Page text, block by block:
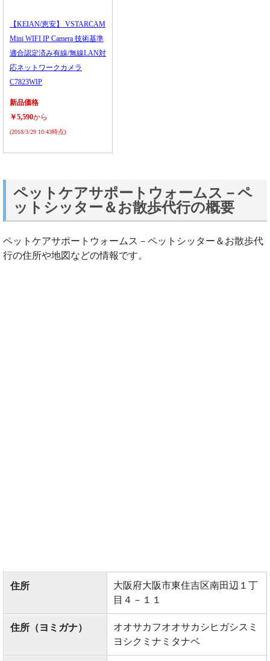
【KEIAN/恵安】 VSTARCAM
Mini WIFI IP Camera 技術基準
適合認定済み有線/無線LAN対
応ネットワークカメラ
C7823WIP
新品価格
￥5,590から
(2018/3/29 10:43時点)
ペットケアサポートウォームス－ペ
ットシッター＆お散歩代行の概要
ペットケアサポートウォームス－ペットシッター＆お散歩代
行の住所や地図などの情報です。
住所
大阪府大阪市東住吉区南田辺１丁
目４－１１
住所（ヨミガナ）
オオサカフオオサカシヒガシスミ
ヨシクミナミタナベ